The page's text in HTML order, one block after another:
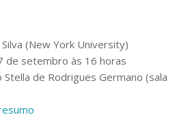
e Cursos
Interativos
(New York University)
de setembro às 16 horas
de Rodrigues Germano (sala